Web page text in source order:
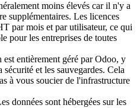
moins élevés car il n'y a
supplémentaires. Les licences
par mois et par utilisateur, ce qui
pour les entreprises de toutes
est entièrement géré par Odoo, y
et les sauvegardes. Cela
à vous soucier de l'infrastructure
données sont hébergées sur les